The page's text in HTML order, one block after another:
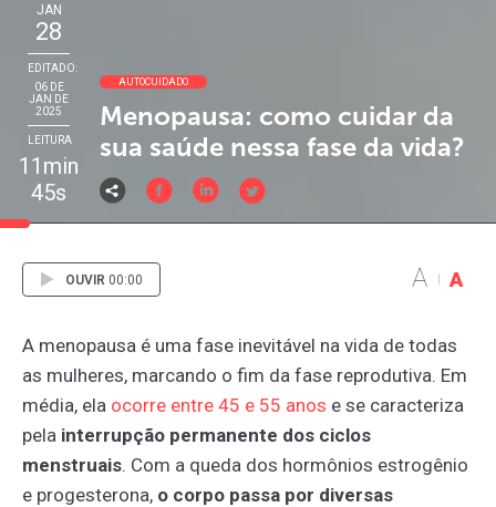
AUTOCUIDADO
Menopausa: como cuidar da
sua saúde nessa fase da vida?
JAN
28
EDITADO:
06 DE
JAN DE
2025
LEITURA
11min
45s
OUVIR 00:00 A A
A menopausa é uma fase inevitável na vida de todas
as mulheres, marcando o fim da fase reprodutiva. Em
média, ela ocorre entre 45 e 55 anos e se caracteriza
pela interrupção permanente dos ciclos
menstruais. Com a queda dos hormônios estrogênio
e progesterona, o corpo passa por diversas